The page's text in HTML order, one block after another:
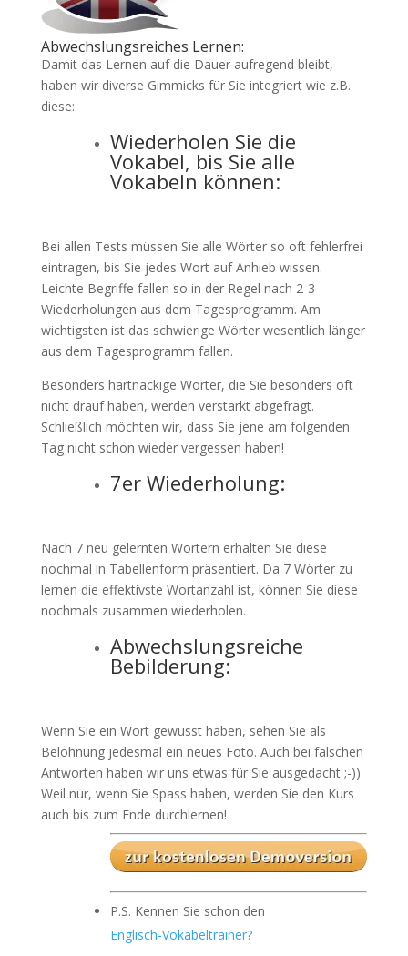
Abwechslungsreiches Lernen:
Damit das Lernen auf die Dauer aufregend bleibt,
haben wir diverse Gimmicks für Sie integriert wie z.B.
diese:
Wiederholen Sie die
Vokabel, bis Sie alle
Vokabeln können:
Bei allen Tests müssen Sie alle Wörter so oft fehlerfrei
eintragen, bis Sie jedes Wort auf Anhieb wissen.
Leichte Begriffe fallen so in der Regel nach 2-3
Wiederholungen aus dem Tagesprogramm. Am
wichtigsten ist das schwierige Wörter wesentlich länger
aus dem Tagesprogramm fallen.
Besonders hartnäckige Wörter, die Sie besonders oft
nicht drauf haben, werden verstärkt abgefragt.
Schließlich möchten wir, dass Sie jene am folgenden
Tag nicht schon wieder vergessen haben!
7er Wiederholung:
Nach 7 neu gelernten Wörtern erhalten Sie diese
nochmal in Tabellenform präsentiert. Da 7 Wörter zu
lernen die effektivste Wortanzahl ist, können Sie diese
nochmals zusammen wiederholen.
Abwechslungsreiche
Bebilderung:
Wenn Sie ein Wort gewusst haben, sehen Sie als
Belohnung jedesmal ein neues Foto. Auch bei falschen
Antworten haben wir uns etwas für Sie ausgedacht ;-))
Weil nur, wenn Sie Spass haben, werden Sie den Kurs
auch bis zum Ende durchlernen!
P.S. Kennen Sie schon den
Englisch-Vokabeltrainer?